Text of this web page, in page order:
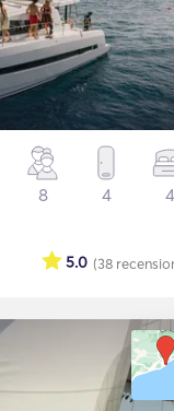
8 4 4
(38
5.0